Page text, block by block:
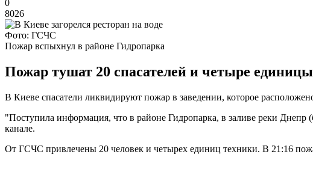
0
8026
Фото: ГСЧС
Пожар вспыхнул в районе Гидропарка
Пожар тушат 20 спасателей и четыре
В Киеве спасатели ликвидируют пожар в заведении, которое
"Поступила информация, что в районе Гидропарка, в заливе реки
канале.
От ГСЧС привлечены 20 человек и четырех единиц техники. В 21:16